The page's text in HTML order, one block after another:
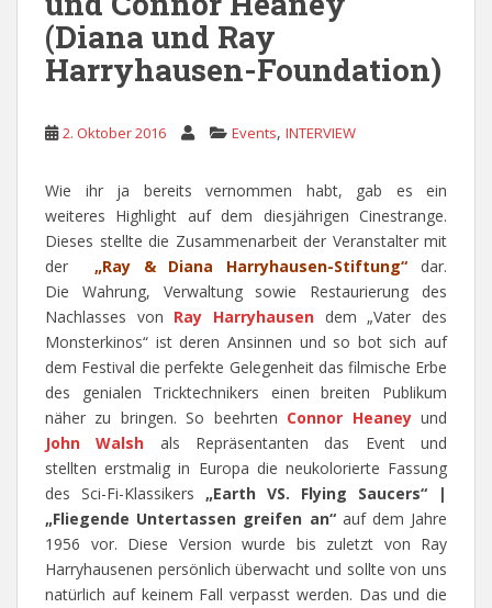
(Diana und Ray
Harryhausen-Foundation)
2. Oktober 2016 Events, INTERVIEW
Wie ihr ja bereits vernommen habt, gab es ein
weiteres Highlight auf dem diesjährigen Cinestrange.
Dieses stellte die Zusammenarbeit der Veranstalter mit
der „Ray & Diana Harryhausen-Stiftung“ dar.
Die Wahrung, Verwaltung sowie Restaurierung des
Nachlasses von Ray Harryhausen dem „Vater des
Monsterkinos“ ist deren Ansinnen und so bot sich auf
dem Festival die perfekte Gelegenheit das filmische Erbe
des genialen Tricktechnikers einen breiten Publikum
näher zu bringen. So beehrten Connor Heaneyund
John Walsh
als Repräsentanten das Event und
stellten erstmalig in Europa die neukolorierte Fassung
des Sci-Fi-Klassikers „Earth VS. Flying Saucers“ |
„Fliegende Untertassen greifen an“auf dem Jahre
1956 vor. Diese Version wurde bis zuletzt von Ray
Harryhausenen persönlich überwacht und sollte von uns
natürlich auf keinem Fall verpasst werden. Das und die